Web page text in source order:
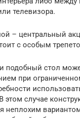
телевизора.
– центральный
c особым
подобный стол
при
этом случае
неплохим